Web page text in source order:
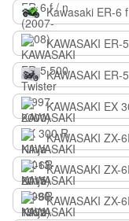
Kawasaki ER-6
KAWASAKI
KAWASAKI
KAWASAKI EX
KAWASAKI ZX-
KAWASAKI ZX-
KAWASAKI ZX-